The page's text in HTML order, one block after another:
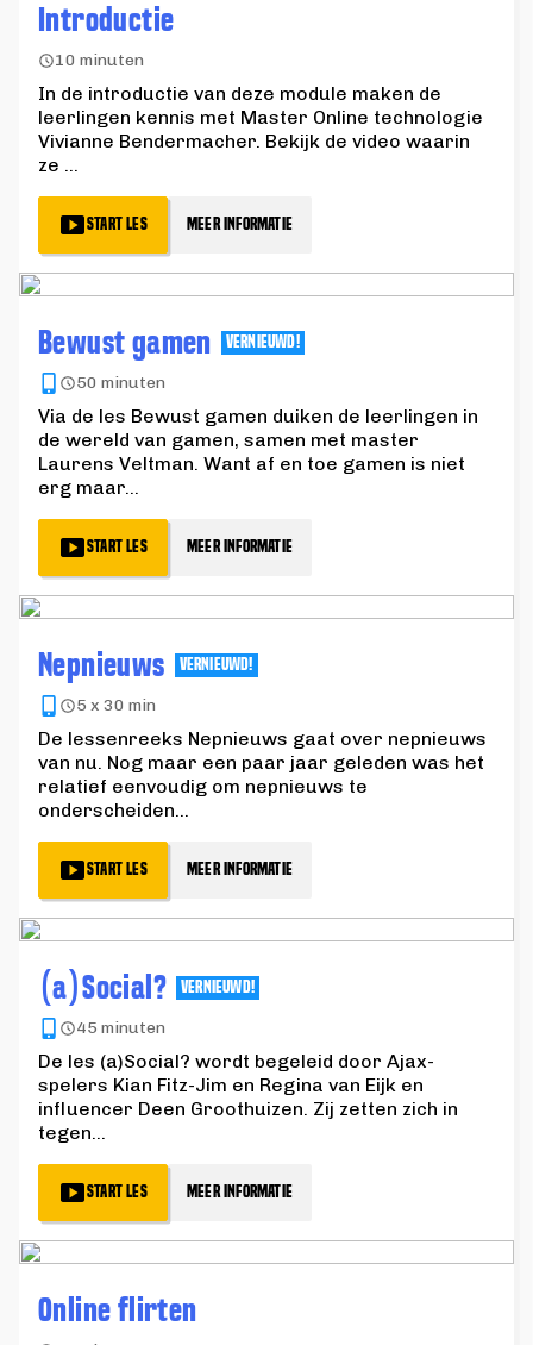
Introductie
10 minuten
In de introductie van deze module maken de
leerlingen kennis met Master Online technologie
Vivianne Bendermacher. Bekijk de video waarin
ze ...
START LES MEER INFORMATIE
Bewust gamen
VERNIEUWD!
50 minuten
Via de les Bewust gamen duiken de leerlingen in
de wereld van gamen, samen met master
Laurens Veltman. Want af en toe gamen is niet
erg maar...
START LES MEER INFORMATIE
Nepnieuws
VERNIEUWD!
5 x 30 min
De lessenreeks Nepnieuws gaat over nepnieuws
van nu. Nog maar een paar jaar geleden was het
relatief eenvoudig om nepnieuws te
onderscheiden...
START LES MEER INFORMATIE
(a)Social?
VERNIEUWD!
45 minuten
De les (a)Social? wordt begeleid door Ajax-
spelers Kian Fitz-Jim en Regina van Eijk en
influencer Deen Groothuizen. Zij zetten zich in
tegen...
START LES MEER INFORMATIE
Online flirten